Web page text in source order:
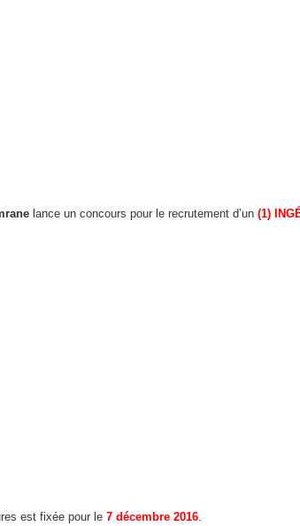
lance un concours pour le recrutement d’un (1)
est fixée pour le 7 décembre 2016.